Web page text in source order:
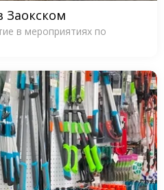
Заокском
в мероприятиях по